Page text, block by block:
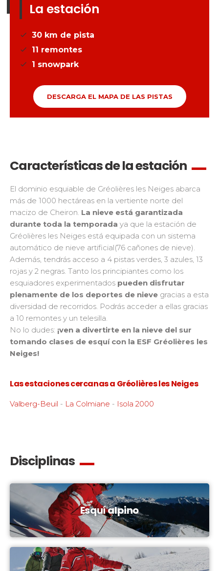
La estación
30 km de pista
11 remontes
1 snowpark
DESCARGA EL MAPA DE LAS PISTAS
Características de la estación
El dominio esquiable de Gréolières les Neiges abarca
más de 1000 hectáreas en la vertiente norte del
macizo de Cheiron. La nieve está garantizada
durante toda la temporada ya que la estación de
Gréolières les Neiges está equipada con un sistema
automático de nieve artificial(76 cañones de nieve).
Además, tendrás acceso a 4 pistas verdes, 3 azules, 13
rojas y 2 negras. Tanto los principiantes como los
esquiadores experimentados pueden disfrutar
plenamente de los deportes de nieve gracias a esta
diversidad de recorridos. Podrás acceder a ellas gracias
a 10 remontes y un telesilla.
No lo dudes: ¡ven a divertirte en la nieve del sur
tomando clases de esquí con la ESF Gréolières les
Neiges!
Las estaciones cercanas a Gréolières les Neiges
Valberg-Beuil - La Colmiane - Isola 2000
Disciplinas
Esquí alpino